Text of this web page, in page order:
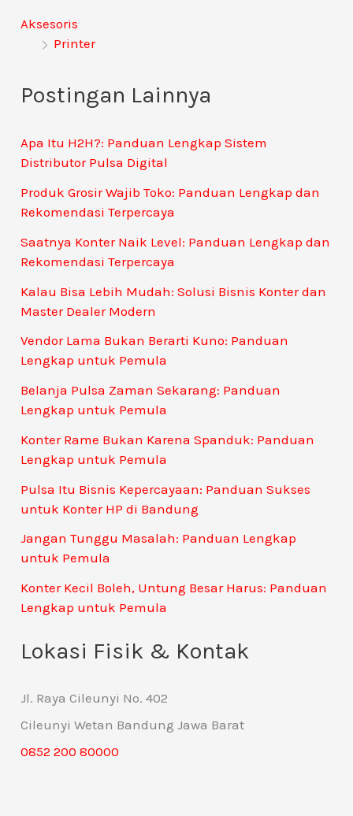
Aksesoris
Printer
Postingan Lainnya
Apa Itu H2H?: Panduan Lengkap Sistem
Distributor Pulsa Digital
Produk Grosir Wajib Toko: Panduan Lengkap dan
Rekomendasi Terpercaya
Saatnya Konter Naik Level: Panduan Lengkap dan
Rekomendasi Terpercaya
Kalau Bisa Lebih Mudah: Solusi Bisnis Konter dan
Master Dealer Modern
Vendor Lama Bukan Berarti Kuno: Panduan
Lengkap untuk Pemula
Belanja Pulsa Zaman Sekarang: Panduan
Lengkap untuk Pemula
Konter Rame Bukan Karena Spanduk: Panduan
Lengkap untuk Pemula
Pulsa Itu Bisnis Kepercayaan: Panduan Sukses
untuk Konter HP di Bandung
Jangan Tunggu Masalah: Panduan Lengkap
untuk Pemula
Konter Kecil Boleh, Untung Besar Harus: Panduan
Lengkap untuk Pemula
Lokasi Fisik & Kontak
Jl. Raya Cileunyi No. 402
Cileunyi Wetan Bandung Jawa Barat
0852 200 80000